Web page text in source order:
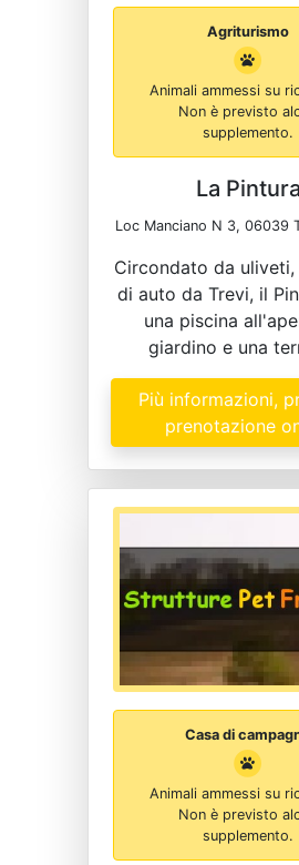
Agriturismo
Animali ammessi su
Non è previsto
supplemento.
La Pintura
Loc Manciano N 3, 06039
Circondato da
di auto da Trevi, il
una piscina
giardino e una
Più informazioni,
prenotazione
Casa di
Animali ammessi su
Non è previsto
supplemento.